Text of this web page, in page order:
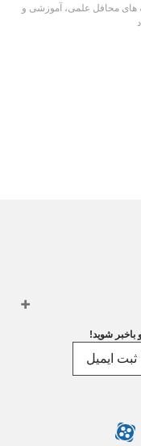
های محافل علمی، آموزشی و
باخبر شوید!
ثبت ایمیل